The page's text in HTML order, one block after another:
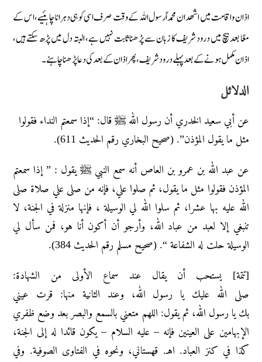
اذان واقامت میں اشھد ان محمداً رسول اللہ کے وقت صرف اسی کو ہی دہرانا چاہئیے، اس کے
معًا بعد بیچ میں درود شریف کا زبان سے پڑھنا ثابت نہیں ہے، البتہ دل میں پڑھ سکتے ہیں،
اذان مکمل ہونے کے بعد پہلے درود شریف، پھر اذان کے بعد کی دعا پڑھنا چاہئے۔
الدلائل
عن أبي سعيد الخدري أن رسول الله ﷺ قال: “إذا سمعتم النداء فقولوا
مثل ما يقول المؤذن”. (صحيح البخاري رقم الحديث 611).
عن عبد الله بن عمرو بن العاص أنه سمع النبي ﷺ يقول : ” إذا سمعتم
المؤذن فقولوا مثل ما يقول، ثم صلوا علي، فإنه من صلى علي صلاة صلى
الله عليه بها عشرا، ثم سلوا الله لي الوسيلة ، فإنها منزلة في الجنة، لا
تنبغي إلا لعبد من عباد الله، وأرجو أن أكون أنا هو، فمن سأل لي
الوسيلة حلت له الشفاعة “. (صحيح مسلم رقم الحديث 384).
[تتمة] يستحب أن يقال عند سماع الأولى من الشهادة:
صلى الله عليك يا رسول الله، وعند الثانية منها: قرت عيني
بك يا رسول الله، ثم يقول: اللهم متعني بالسمع والبصر بعد وضع ظفري
الإبهامين على العينين فإنه – عليه السلام – يكون قائدا له إلى الجنة،
كذا في كنز العباد. اهـ. قهستاني، ونحوه في الفتاوى الصوفية. وفي